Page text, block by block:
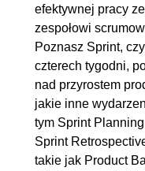
efektywnej pracy
zespołowi
Poznasz Sprint,
czterech tygodni,
nad przyrostem
jakie inne
tym Sprint
Sprint
takie jak Product